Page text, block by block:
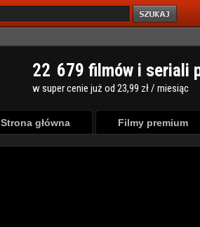
22 679 filmów i seriali
w super cenie już od 23,99 zł / miesiąc
Strona główna Filmy premium